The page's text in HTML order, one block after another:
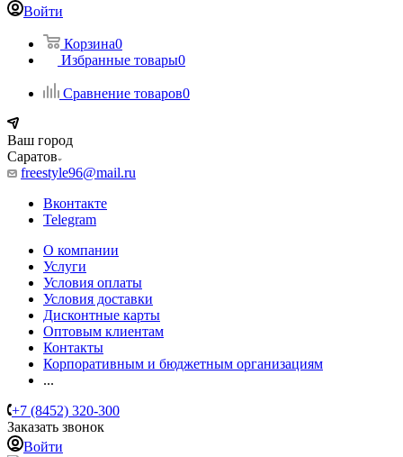
Войти
Корзина0
Избранные товары0
Сравнение товаров0
Ваш город
Саратов
freestyle96@mail.ru
Вконтакте
Telegram
О компании
Услуги
Условия оплаты
Условия доставки
Дисконтные карты
Оптовым клиентам
Контакты
Корпоративным и бюджетным организациям
...
+7 (8452) 320-300
Заказать звонок
Войти